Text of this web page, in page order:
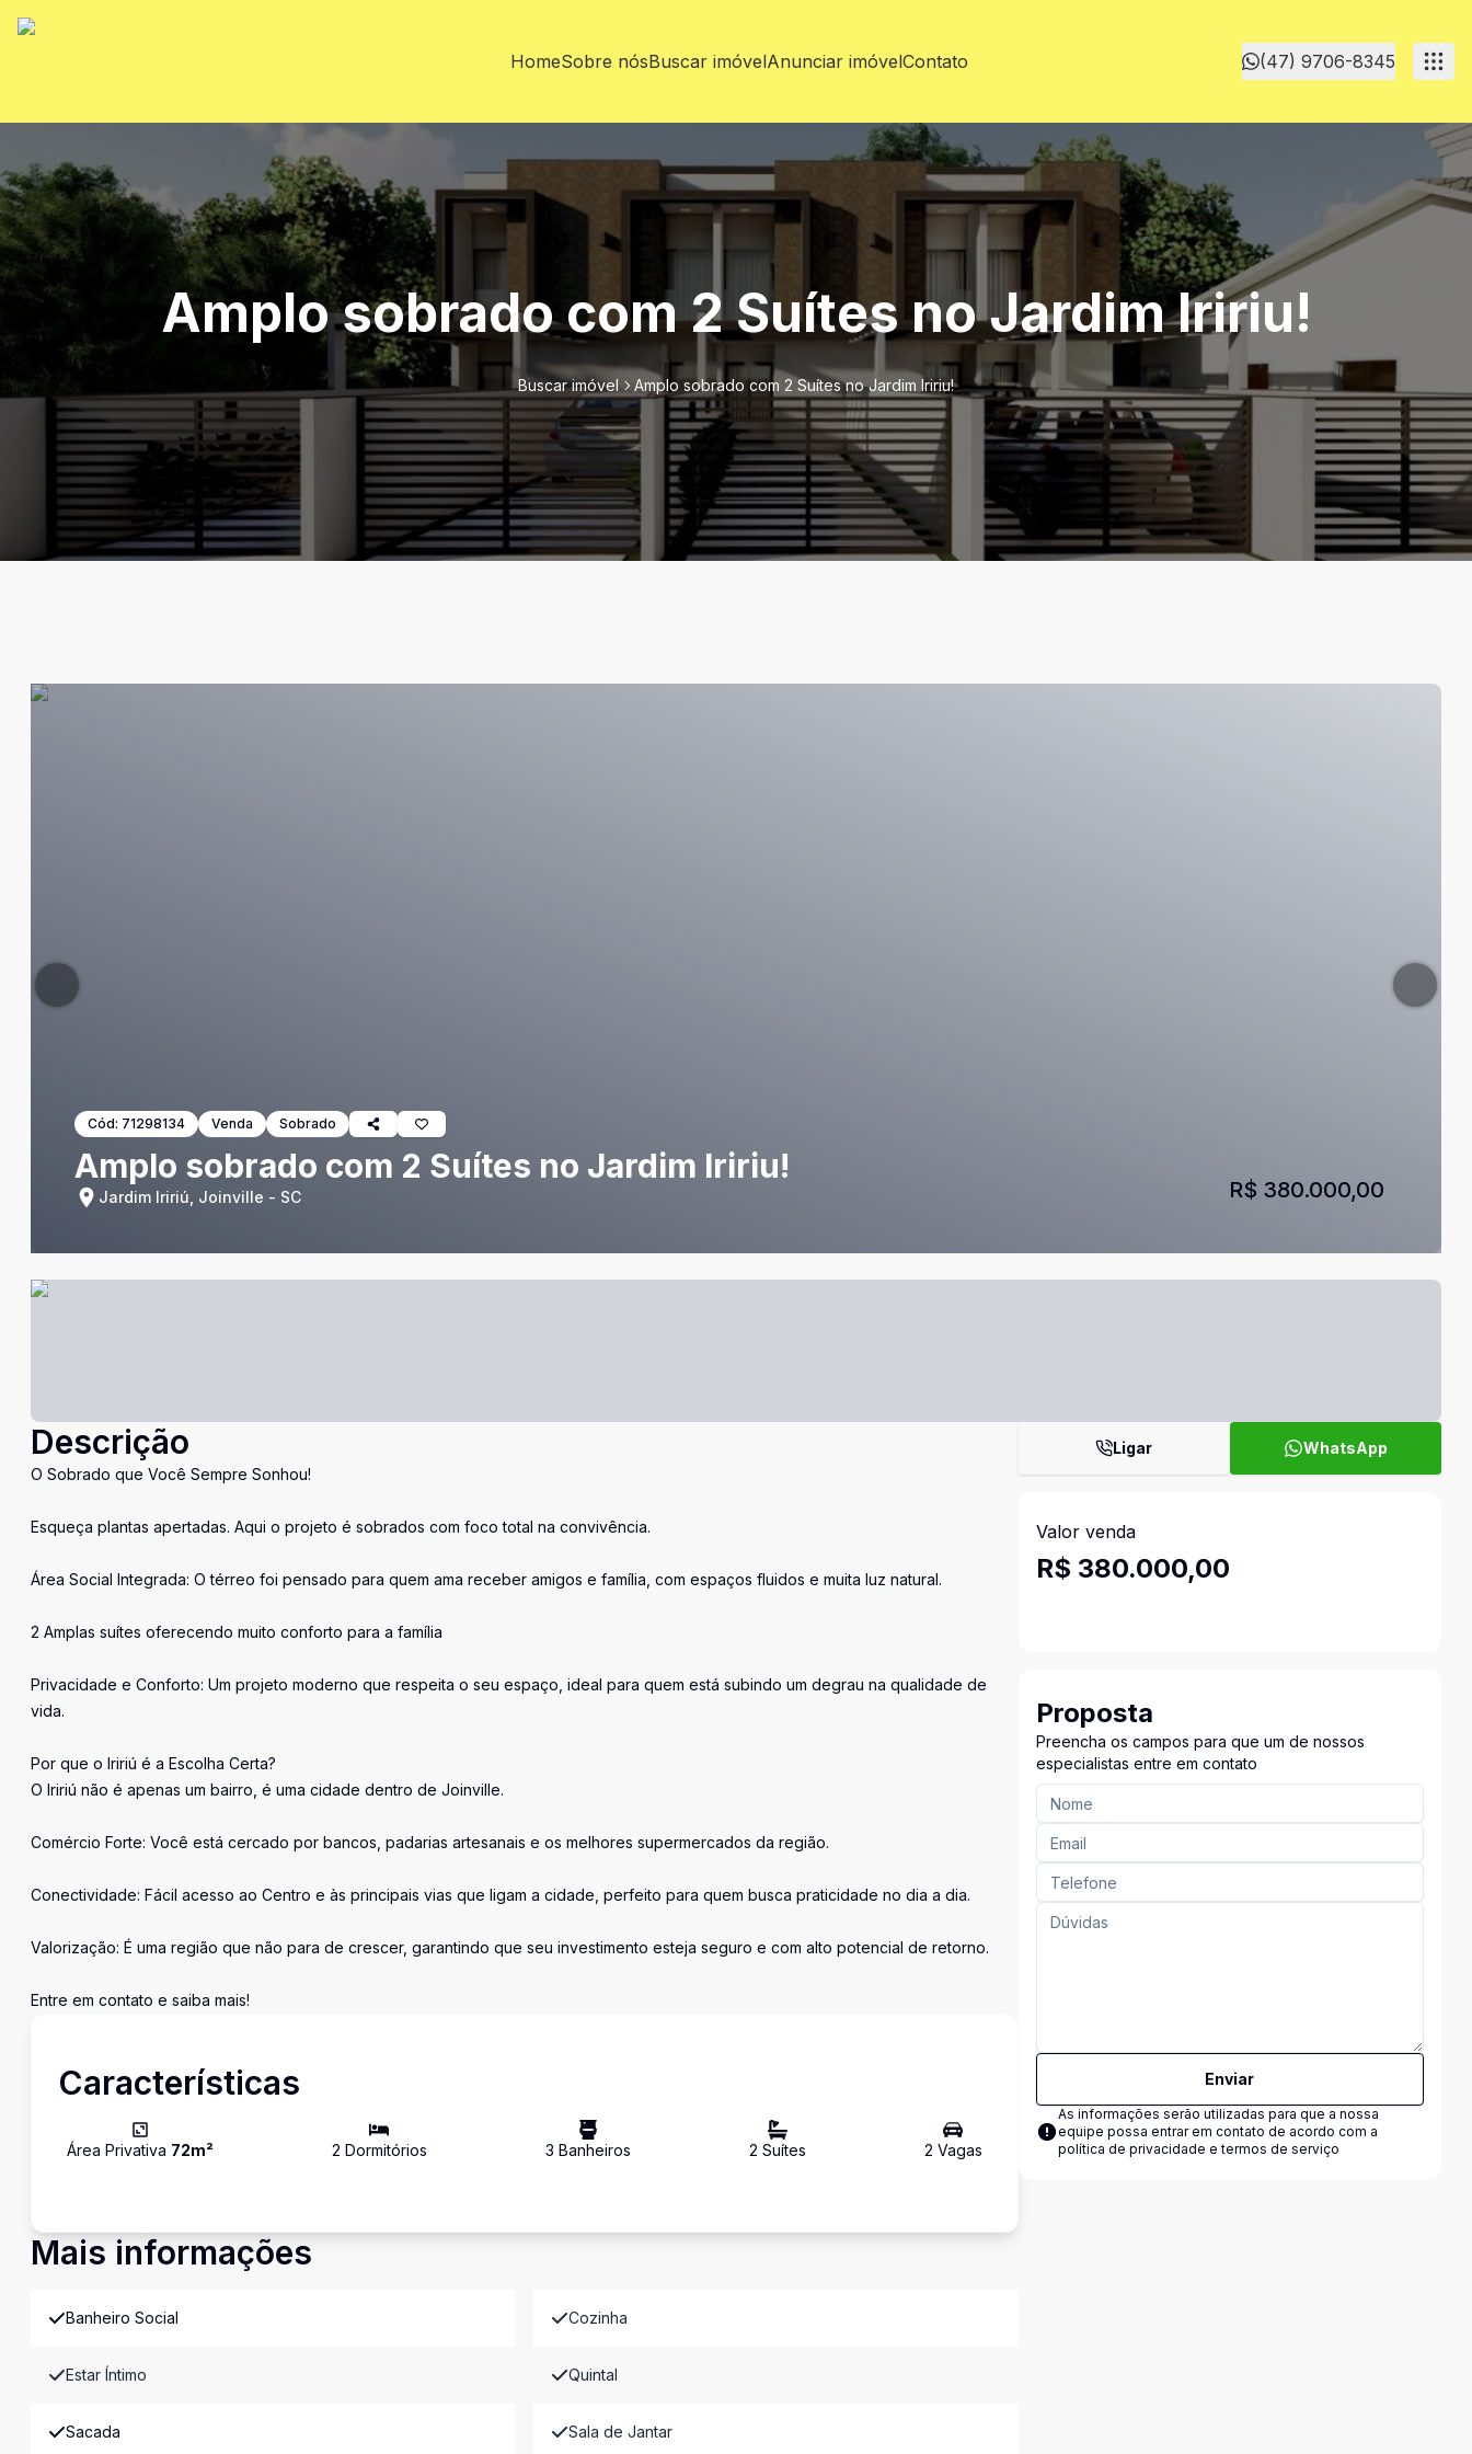
HomeSobre nósBuscar imóvelAnunciar imóvelContato (47) 9706-8345
Amplo sobrado com 2 Suítes no Jardim Iririu!
Buscar imóvel Amplo sobrado com 2 Suítes no Jardim Iririu!
Cód: 71298134 Venda Sobrado
Amplo sobrado com 2 Suítes no Jardim Iririu!
Jardim Iririú, Joinville - SC R$ 380.000,00
Descrição
O Sobrado que Você Sempre Sonhou!
Esqueça plantas apertadas. Aqui o projeto é sobrados com foco total na convivência.
Área Social Integrada: O térreo foi pensado para quem ama receber amigos e família, com espaços fluidos e muita luz natural.
2 Amplas suítes oferecendo muito conforto para a família
Privacidade e Conforto: Um projeto moderno que respeita o seu espaço, ideal para quem está subindo um degrau na qualidade de
vida.
Por que o Iririú é a Escolha Certa?
O Iririú não é apenas um bairro, é uma cidade dentro de Joinville.
Comércio Forte: Você está cercado por bancos, padarias artesanais e os melhores supermercados da região.
Conectividade: Fácil acesso ao Centro e às principais vias que ligam a cidade, perfeito para quem busca praticidade no dia a dia.
Valorização: É uma região que não para de crescer, garantindo que seu investimento esteja seguro e com alto potencial de retorno.
Entre em contato e saiba mais!
Características
Área Privativa 72m² 2 Dormitórios 3 Banheiros 2 Suítes 2 Vagas
Mais informações
Banheiro Social Cozinha
Estar Íntimo Quintal
Sacada Sala de Jantar
Ligar WhatsApp
Valor venda
R$ 380.000,00
Proposta
Preencha os campos para que um de nossos
especialistas entre em contato
Enviar
As informações serão utilizadas para que a nossa
equipe possa entrar em contato de acordo com a
política de privacidade e termos de serviço